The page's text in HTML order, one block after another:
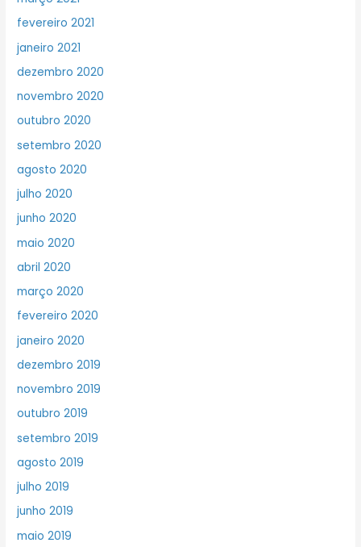
fevereiro 2021
janeiro 2021
dezembro 2020
novembro 2020
outubro 2020
setembro 2020
agosto 2020
julho 2020
junho 2020
maio 2020
abril 2020
março 2020
fevereiro 2020
janeiro 2020
dezembro 2019
novembro 2019
outubro 2019
setembro 2019
agosto 2019
julho 2019
junho 2019
maio 2019